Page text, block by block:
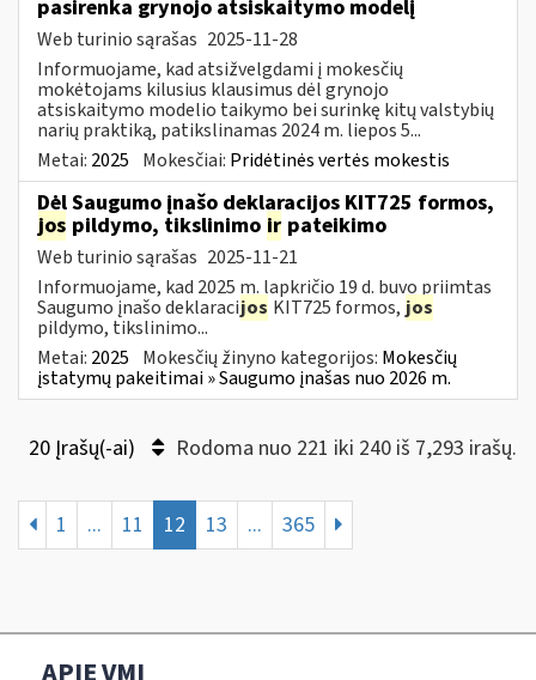
pasirenka grynojo atsiskaitymo modelį
Web turinio sąrašas 2025-11-28
Informuojame, kad atsižvelgdami į mokesčių
mokėtojams kilusius klausimus dėl grynojo
atsiskaitymo modelio taikymo bei surinkę kitų valstybių
narių praktiką, patikslinamas 2024 m. liepos 5...
Metai: 2025 Mokesčiai: Pridėtinės vertės mokestis
Dėl Saugumo įnašo deklaracijos KIT725 formos,
jos pildymo, tikslinimo ir pateikimo
Web turinio sąrašas 2025-11-21
Informuojame, kad 2025 m. lapkričio 19 d. buvo priimtas
Saugumo įnašo deklaracijos KIT725 formos, jos
pildymo, tikslinimo...
Metai: 2025 Mokesčių žinyno kategorijos: Mokesčių
įstatymų pakeitimai » Saugumo įnašas nuo 2026 m.
20 Įrašų(-ai) Rodoma nuo 221 iki 240 iš 7,293 irašų.
1 ... 11 12 13 ... 365
APIE VMI